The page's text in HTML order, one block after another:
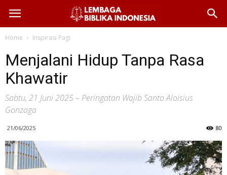
Home Inspirasi Pagi
Menjalani Hidup Tanpa Rasa
Khawatir
Sabtu, 21 Juni 2025 – Peringatan Wajib Santo Aloisius
Gonzaga
21/06/2025 80